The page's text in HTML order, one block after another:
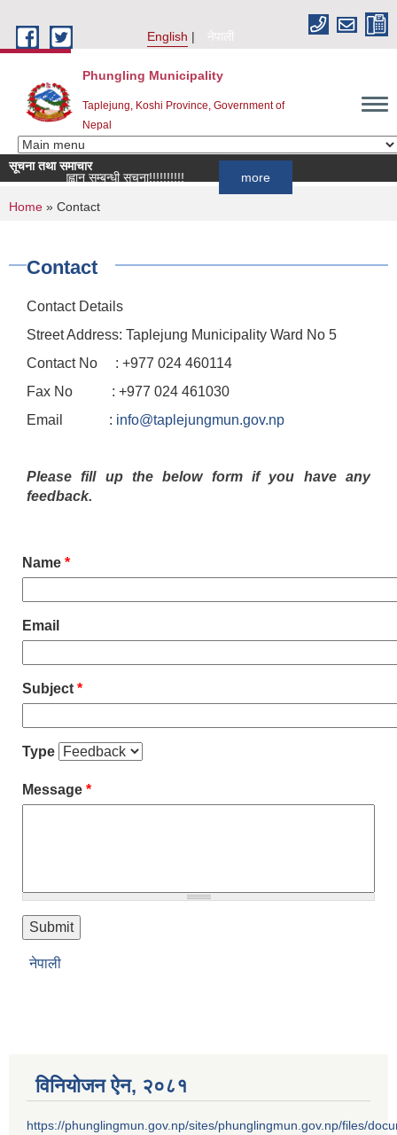
English
नेपाली
Phungling Municipality
Taplejung, Koshi Province, Government of
Nepal
सूचना तथा समाचार
आह्वान सम्बन्धी सूचना!!!!!!!!!!
You are here
Home » Contact
Contact
Contact Details
Street Address: Taplejung Municipality Ward No 5
Contact No : +977 024 460114
Fax No : +977 024 461030
Email : info@taplejungmun.gov.np
Please fill up the below form if you have any
feedback.
Name *
Email
Subject *
Type
Message *
नेपाली
विनियोजन ऐन‚ २०८१
https://phunglingmun.gov.np/sites/phunglingmun.gov.np/files/